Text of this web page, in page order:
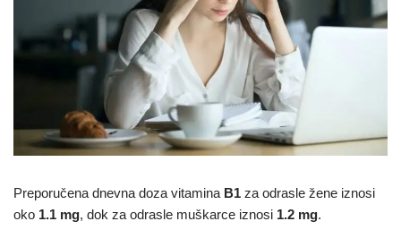
Preporučena dnevna doza vitamina B1 za odrasle žene iznosi
oko 1.1 mg, dok za odrasle muškarce iznosi 1.2 mg.